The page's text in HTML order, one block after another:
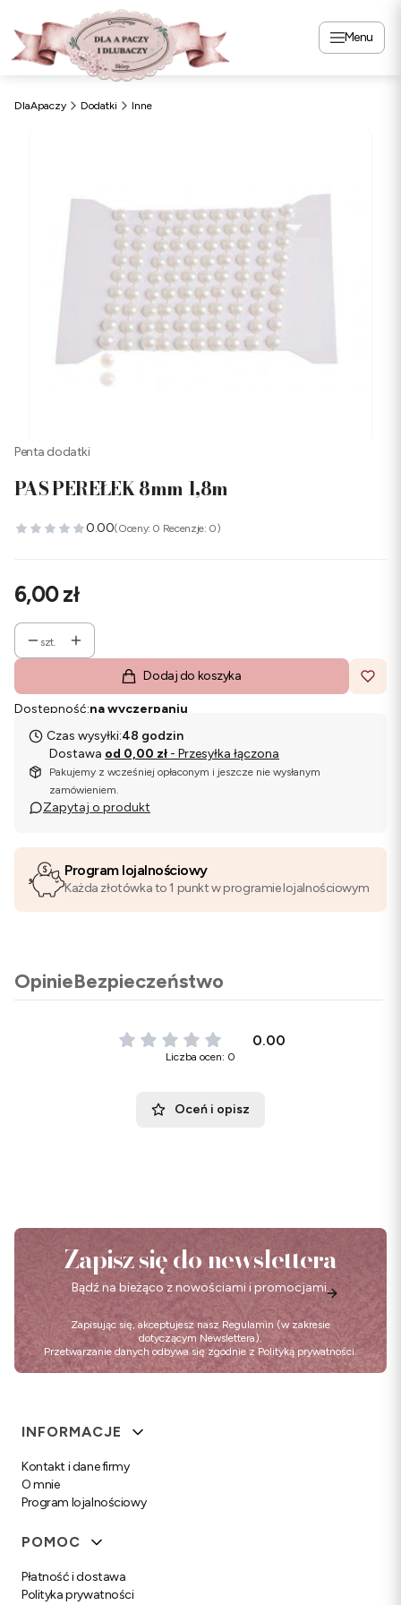
Menu
DlaApaczy Dodatki Inne
Penta dodatki
PAS PEREŁEK 8mm 1,8m
0.00(Oceny: 0 Recenzje: 0)
Cena
6,00 zł
szt.
Dodaj do koszyka
Dostępność:na wyczerpaniu
Czas wysyłki:48 godzin
Dostawa od 0,00 zł - Przesyłka łączona
Pakujemy z wcześniej opłaconym i jeszcze nie wysłanym
zamówieniem.
Zapytaj o produkt
Program lojalnościowy
Każda złotówka to 1 punkt w programie lojalnościowym
OpinieBezpieczeństwo
0.00
Liczba ocen: 0
Oceń i opisz
Zapisz się do newslettera
Bądź na bieżąco z nowościami i promocjami.
Zapisując się, akceptujesz nasz Regulamin (w zakresie
dotyczącym Newslettera).
Przetwarzanie danych odbywa się zgodnie z Polityką prywatności.
Linki w stopce
INFORMACJE
Kontakt i dane firmy
O mnie
Program lojalnościowy
POMOC
Płatność i dostawa
Polityka prywatności